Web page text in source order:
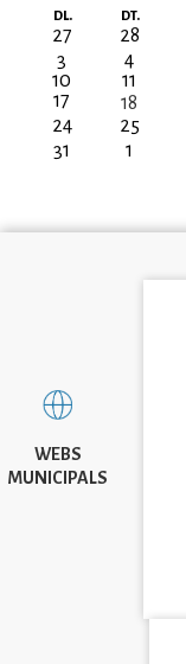
Paginació
DL. DT.
27 28
3
4
10
11
17
18
24
25
31
1
WEBS
MUNICIPALS